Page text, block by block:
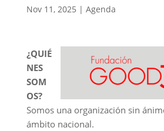
Nov 11, 2025 | Agenda
¿QUIÉ
NES
SOM
OS?
Somos una organización sin
ámbito nacional.